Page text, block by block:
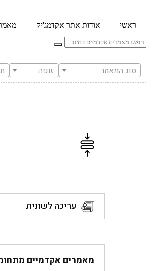
ראשי אודות אתר אקדמג'יק
סוג המאמר שפה
עריכה לשונית
מאמרים אקדמיים